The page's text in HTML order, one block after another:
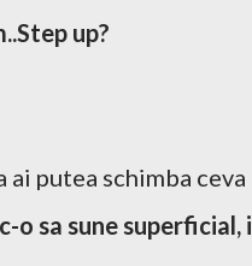
up?
ai putea schimba
o sa sune superficial,